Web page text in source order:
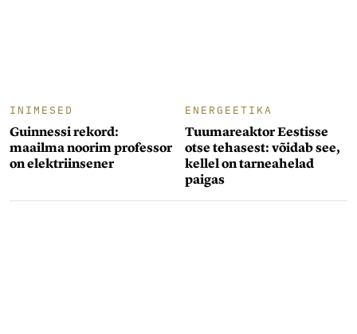
INIMESED
Guinnessi rekord:
maailma noorim professor
on elektriinsener
ENERGEETIKA
Tuumareaktor Eestisse
otse tehasest: võidab see,
kellel on tarneahelad
paigas